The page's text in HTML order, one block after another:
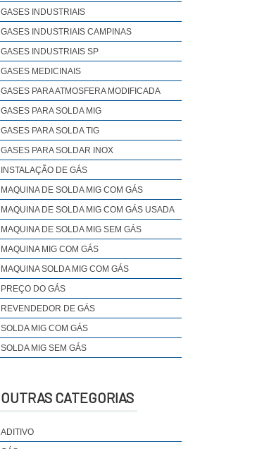
GASES INDUSTRIAIS
GASES INDUSTRIAIS CAMPINAS
GASES INDUSTRIAIS SP
GASES MEDICINAIS
GASES PARA ATMOSFERA MODIFICADA
GASES PARA SOLDA MIG
GASES PARA SOLDA TIG
GASES PARA SOLDAR INOX
INSTALAÇÃO DE GÁS
MAQUINA DE SOLDA MIG COM GÁS
MAQUINA DE SOLDA MIG COM GÁS USADA
MAQUINA DE SOLDA MIG SEM GÁS
MAQUINA MIG COM GÁS
MAQUINA SOLDA MIG COM GÁS
PREÇO DO GÁS
REVENDEDOR DE GÁS
SOLDA MIG COM GÁS
SOLDA MIG SEM GÁS
OUTRAS CATEGORIAS
ADITIVO